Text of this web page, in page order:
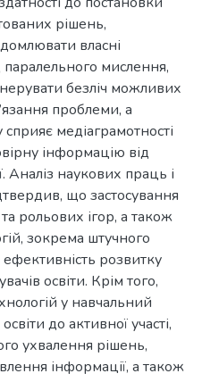
рішень,
власні
мислення,
безліч можливих
проблеми, а
медіаграмотності
інформацію від
Аналіз наукових праць і
що застосування
рольових ігор, а також
зокрема штучного
розвитку
освіти. Крім того,
у навчальний
до активної участі,
ухвалення рішень,
інформації, а також